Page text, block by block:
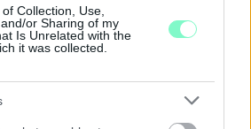
Collection, Use,
or Sharing of my
Is Unrelated with the
it was collected.